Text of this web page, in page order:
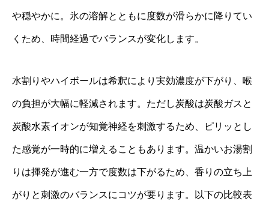
や穏やかに。氷の溶解とともに度数が滑らかに降りてい
くため、時間経過でバランスが変化します。
水割りやハイボールは希釈により実効濃度が下がり、喉
の負担が大幅に軽減されます。ただし炭酸は炭酸ガスと
炭酸水素イオンが知覚神経を刺激するため、ピリッとし
た感覚が一時的に増えることもあります。温かいお湯割
りは揮発が進む一方で度数は下がるため、香りの立ち上
がりと刺激のバランスにコツが要ります。以下の比較表